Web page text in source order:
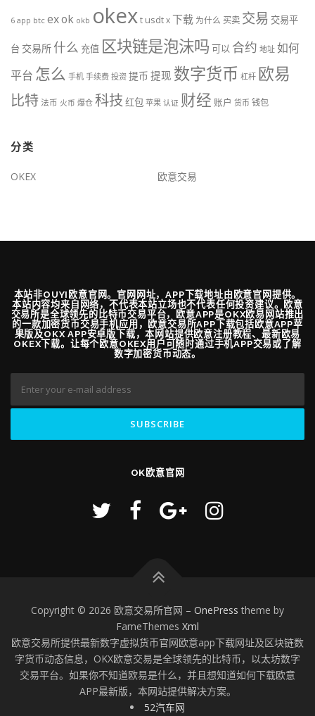
6 app btc exok okb okext usdtx下载 为什么 买卖 交易 交易平
台 交易所 什么 充值 区块链是泡沫吗 可以 合约 地址 如何
平台 怎么 手机 手续费 投资 提币 提现 数字货币 杠杆 欧易
比特法币 火币 爆仓 科技 红包 苹果 认证 财经 账户 货币 钱包
分类
OKEX 欧意交易
本站非OUYI欧意官网。官网网址，APP下载地址由欧意官网提供。
本站内容均来自网络，不代表本站立场也不代表任何投资建议。欧意
交易所是全球领先的比特币交易平台，欧意APP是OKX欧易网站推出
的一款加密货币交易手机应用，欧意交易所APP下载包括欧意APP苹
果版及OKX APP安卓版下载，本网站提供欧意注册教程、最新欧易
OKEX下载。让每个欧意OKEX用户可随时通过手机APP交易或了解
数字加密货币动态。
OK欧意官网
Copyright © 2026 欧意交易所官网 – OnePress theme by
FameThemes Xml
欧意交易所提供最新数字虚拟货币官网欧意app下载网址及区块链数
字货币动态信息，OKX欧意交易是全球领先的比特币，以太坊数字
交易平台。如果你不知道欧易是什么，并且想知道如何下载欧意
APP最新版，本网站提供解决方案。
52汽车网